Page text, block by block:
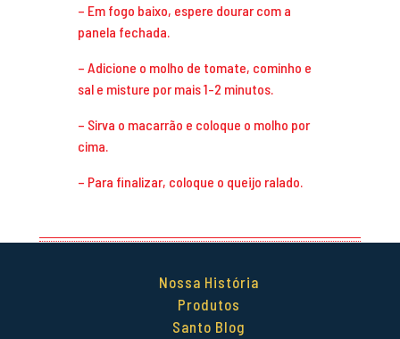
– Em fogo baixo, espere dourar com a
panela fechada.
– Adicione o molho de tomate, cominho e
sal e misture por mais 1-2 minutos.
– Sirva o macarrão e coloque o molho por
cima.
– Para finalizar, coloque o queijo ralado.
Nossa História
Produtos
Santo Blog